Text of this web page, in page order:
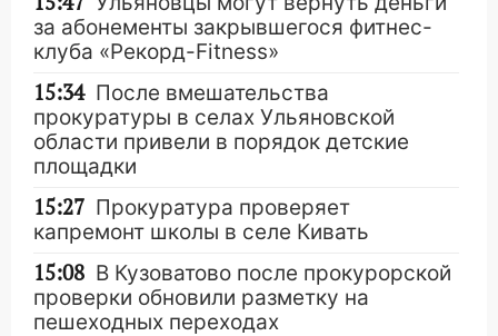
за абонементы закрывшегося фитнес-
клуба «Рекорд-Fitness»
15:34 После вмешательства
прокуратуры в селах Ульяновской
области привели в порядок детские
площадки
15:27 Прокуратура проверяет
капремонт школы в селе Кивать
15:08 В Кузоватово после прокурорской
проверки обновили разметку на
пешеходных переходах